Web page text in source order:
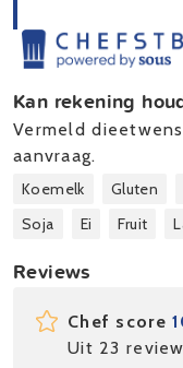
Kan rekening
Vermeld
aanvraag.
Koemelk Gluten
Soja
Ei Fruit
Reviews
Chef score
Uit 23